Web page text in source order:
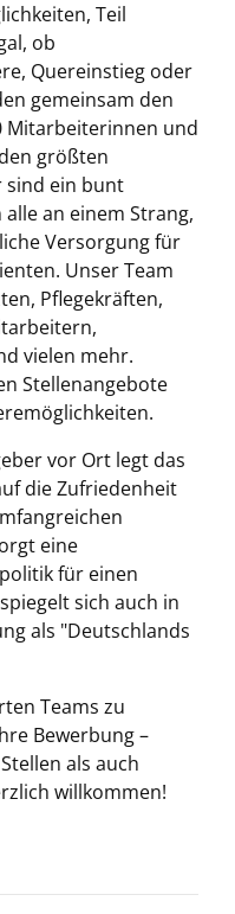
Teil
ob
Quereinstieg oder
gemeinsam den
Mitarbeiterinnen und
größten
sind ein bunt
an einem Strang,
Versorgung für
Unser Team
Pflegekräften,
vielen mehr.
Stellenangebote
vor Ort legt das
die Zufriedenheit
eine
für einen
sich auch in
als "Deutschlands
Teams zu
Bewerbung –
als auch
willkommen!